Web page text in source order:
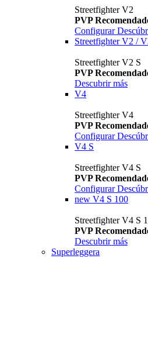
Streetfighter V2
PVP
Configurar
Streetfighter V2 /
Streetfighter V2 S
PVP
Descubrir más
V4
Streetfighter V4
PVP
Configurar
V4 S
Streetfighter V4 S
PVP
Configurar
new V4 S 100
Streetfighter V4 S
PVP
Descubrir más
Superleggera